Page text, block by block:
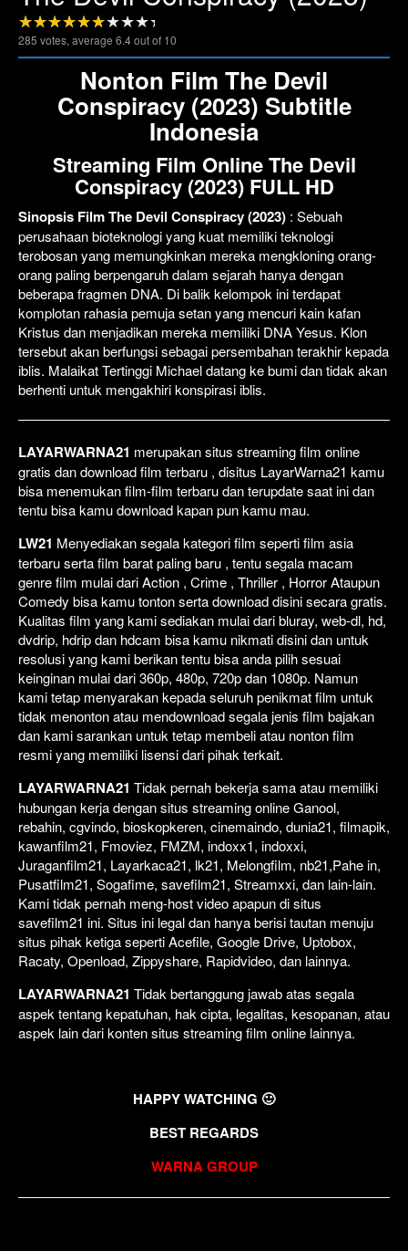
Lewati >>>
Click To Play
285 votes, average 6.4out of 10
Nonton Film The Devil
Conspiracy (2023) Subtitle
Indonesia
Streaming Film Online The Devil
Conspiracy (2023) FULL HD
Sinopsis Film The Devil Conspiracy (2023) : Sebuah
perusahaan bioteknologi yang kuat memiliki teknologi
terobosan yang memungkinkan mereka mengkloning orang-
orang paling berpengaruh dalam sejarah hanya dengan
beberapa fragmen DNA. Di balik kelompok ini terdapat
komplotan rahasia pemuja setan yang mencuri kain kafan
Kristus dan menjadikan mereka memiliki DNA Yesus. Klon
tersebut akan berfungsi sebagai persembahan terakhir kepada
iblis. Malaikat Tertinggi Michael datang ke bumi dan tidak akan
berhenti untuk mengakhiri konspirasi iblis.
LAYARWARNA21 merupakan situs streaming film online
gratis dan download film terbaru , disitus LayarWarna21 kamu
bisa menemukan film-film terbaru dan terupdate saat ini dan
tentu bisa kamu download kapan pun kamu mau.
LW21 Menyediakan segala kategori film seperti film asia
terbaru serta film barat paling baru , tentu segala macam
genre film mulai dari Action , Crime , Thriller , Horror Ataupun
Comedy bisa kamu tonton serta download disini secara gratis.
Kualitas film yang kami sediakan mulai dari bluray, web-dl, hd,
dvdrip, hdrip dan hdcam bisa kamu nikmati disini dan untuk
resolusi yang kami berikan tentu bisa anda pilih sesuai
keinginan mulai dari 360p, 480p, 720p dan 1080p. Namun
kami tetap menyarakan kepada seluruh penikmat film untuk
tidak menonton atau mendownload segala jenis film bajakan
dan kami sarankan untuk tetap membeli atau nonton film
resmi yang memiliki lisensi dari pihak terkait.
LAYARWARNA21 Tidak pernah bekerja sama atau memiliki
hubungan kerja dengan situs streaming online Ganool,
rebahin, cgvindo, bioskopkeren, cinemaindo, dunia21, filmapik,
kawanfilm21, Fmoviez, FMZM, indoxx1, indoxxi,
Juraganfilm21, Layarkaca21, lk21, Melongfilm, nb21,Pahe in,
Pusatfilm21, Sogafime, savefilm21, Streamxxi, dan lain-lain.
Kami tidak pernah meng-host video apapun di situs
savefilm21 ini. Situs ini legal dan hanya berisi tautan menuju
situs pihak ketiga seperti Acefile, Google Drive, Uptobox,
Racaty, Openload, Zippyshare, Rapidvideo, dan lainnya.
LAYARWARNA21 Tidak bertanggung jawab atas segala
aspek tentang kepatuhan, hak cipta, legalitas, kesopanan, atau
aspek lain dari konten situs streaming film online lainnya.
HAPPY WATCHING 🙂
BEST REGARDS
WARNA GROUP